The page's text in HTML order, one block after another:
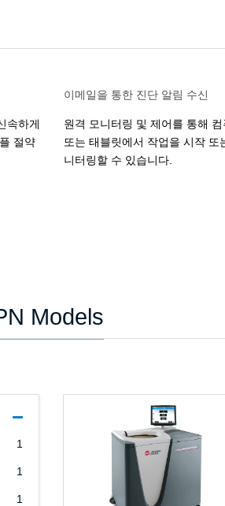
속하게
절약
이메일을 통한 진단 알림 수신
원격 모니터링 및 제어를 통해
또는 태블릿에서 작업을 시작 또
니터링할 수 있습니다.
Models
1
1
1